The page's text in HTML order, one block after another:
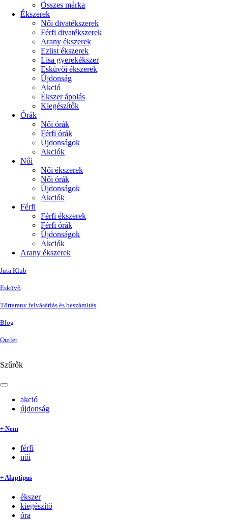
Összes márka
Ékszerek
Női divatékszerek
Férfi divatékszerek
Arany ékszerek
Ezüst ékszerek
Lisa gyerekékszer
Esküvői ékszerek
Újdonság
Akció
Ékszer ápolás
Kiegészítők
Órák
Női órák
Férfi órák
Újdonságok
Akciók
Női
Női ékszerek
Női órák
Újdonságok
Akciók
Férfi
Férfi ékszerek
Férfi órák
Újdonságok
Akciók
Arany ékszerek
Juta Klub
Esküvő
Törtarany felvásárlás és beszámítás
Blog
Outlet
Szűrők
akció
újdonság
+ Nem
férfi
női
+ Alaptípus
ékszer
kiegészítő
óra